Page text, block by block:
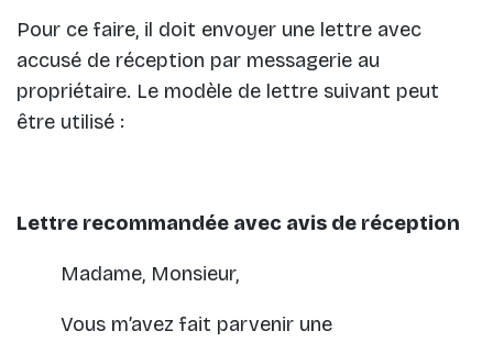
Pour ce faire, il doit envoyer une lettre avec
accusé de réception par messagerie au
propriétaire. Le modèle de lettre suivant peut
être utilisé :
Lettre recommandée avec avis de réception
Madame, Monsieur,
Vous m’avez fait parvenir une